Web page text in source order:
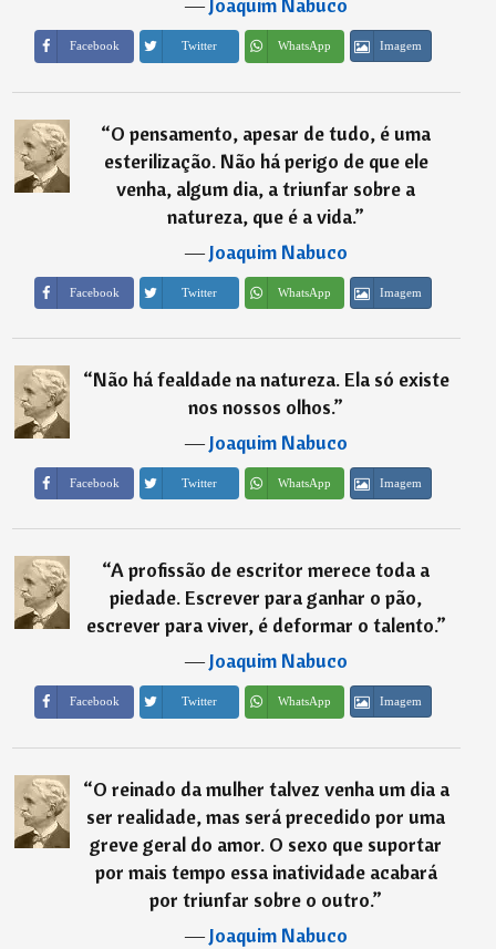
―Joaquim Nabuco
Facebook Twitter WhatsApp Imagem
“O pensamento, apesar de tudo, é uma
esterilização. Não há perigo de que ele
venha, algum dia, a triunfar sobre a
natureza, que é a vida.”
―Joaquim Nabuco
Facebook Twitter WhatsApp Imagem
“Não há fealdade na natureza. Ela só existe
nos nossos olhos.”
―Joaquim Nabuco
Facebook Twitter WhatsApp Imagem
“A profissão de escritor merece toda a
piedade. Escrever para ganhar o pão,
escrever para viver, é deformar o talento.”
―Joaquim Nabuco
Facebook Twitter WhatsApp Imagem
“O reinado da mulher talvez venha um dia a
ser realidade, mas será precedido por uma
greve geral do amor. O sexo que suportar
por mais tempo essa inatividade acabará
por triunfar sobre o outro.”
―Joaquim Nabuco